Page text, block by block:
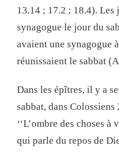
13.14 ; 17.2 ; 18.4). Les
synagogue le jour du
avaient une synagogue
réunissaient le sabbat
Dans les épîtres, il y a
sabbat, dans
‘‘L’ombre des choses
qui parle du repos de